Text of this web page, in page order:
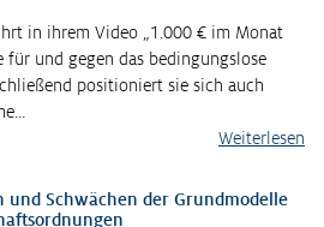
in ihrem Video „1.000 € im Monat
für und gegen das bedingungslose
positioniert sie sich auch
Weiterlesen
und Schwächen der Grundmodelle